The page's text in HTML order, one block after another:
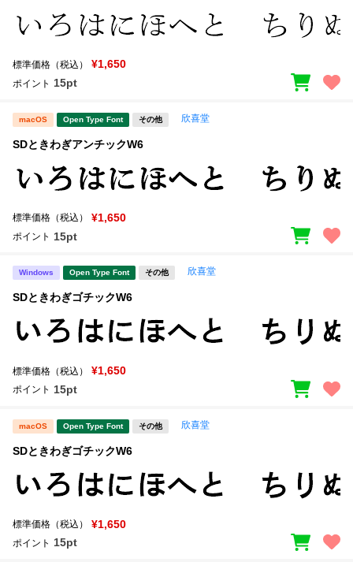
標準価格（税込） ¥1,650
ポイント 15pt
macOS Open Type Font その他 欣喜堂
SDときわぎアンチックW6
標準価格（税込） ¥1,650
ポイント 15pt
Windows Open Type Font その他 欣喜堂
SDときわぎゴチックW6
標準価格（税込） ¥1,650
ポイント 15pt
macOS Open Type Font その他 欣喜堂
SDときわぎゴチックW6
標準価格（税込） ¥1,650
ポイント 15pt